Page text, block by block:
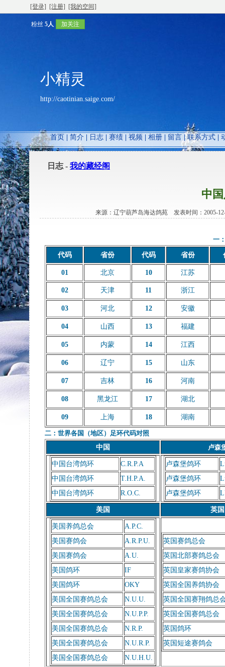
[登录] [注册] [我的空间]
粉丝 5人 加关注
小精灵
http://caotinian.saige.com/
首页 简介 日志 赛绩 视频 相册 留言 |联系方式
日志 - 我的藏经阁
中
来源：辽宁葫芦岛海达鸽苑 发表时间：2005-
一
代码 省份 代码 省份
01 北京 10 江苏
02 天津 11 浙江
03 河北 12 安徽
04 山西 13 福建
05 内蒙 14 江西
06 辽宁 15 山东
07 吉林 16 河南
08 黑龙江 17 湖北
09 上海 18 湖南
二：世界各国（地区）足环代码对照
中国
卢森
中国台湾鸽环
C.R.P.A
中国台湾鸽环
T.H.P.A.
中国台湾鸽环
R.O.C.
卢森堡鸽环
卢森堡鸽环
卢森堡鸽环
美国 英国
美国养鸽总会
A.P.C.
美国赛鸽会
A.R.P.U.
美国赛鸽会
A.U.
美国鸽环
IF
美国鸽环
OKY
美国全国赛鸽总会
N.U.U.
美国全国赛鸽总会
N.U.P.P.
美国全国赛鸽总会
N.R.P.
美国全国赛鸽总会
N.U.R.P.
美国全国赛鸽总会
N.U.H.U.
英国赛鸽总会
英国北部赛鸽总会
英国皇家赛鸽协会
英国全国养鸽协会
英国全国赛翔鸽总
英国全国赛鸽总会
英国鸽环
英国短途赛鸽会